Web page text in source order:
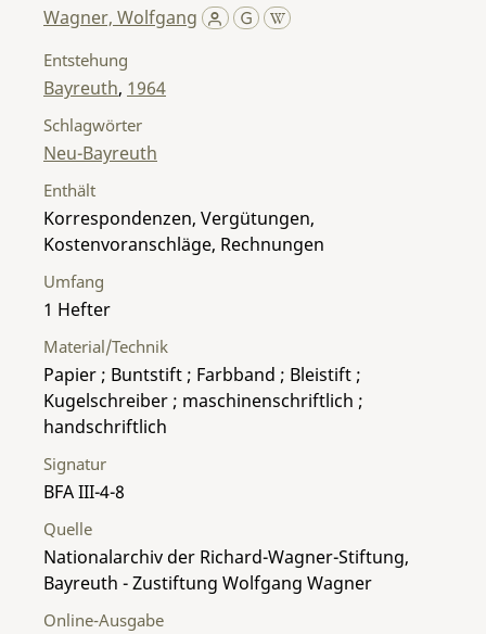
Wagner, Wolfgang
Entstehung
Bayreuth, 1964
Umfang
1 Hefter
Material/Technik
Papier ; Buntstift ; Farbband ; Bleistift ;
Kugelschreiber ; maschinenschriftlich ;
handschriftlich
Enthält
Korrespondenzen, Vergütungen,
Kostenvoranschläge, Rechnungen
Signatur
BFA III-4-8
Quelle
Nationalarchiv der Richard-Wagner-Stiftung,
Bayreuth - Zustiftung Wolfgang Wagner
Schlagwörter
Neu-Bayreuth
Online-Ausgabe